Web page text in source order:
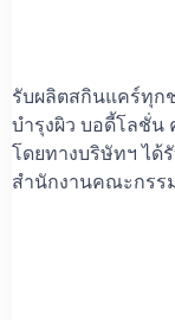
รับผลิตสกินแคร์ทุก
บำรุงผิว บอดี้โลชั่น
โดยทางบริษัทฯ ได้
สำนักงานคณะกรร